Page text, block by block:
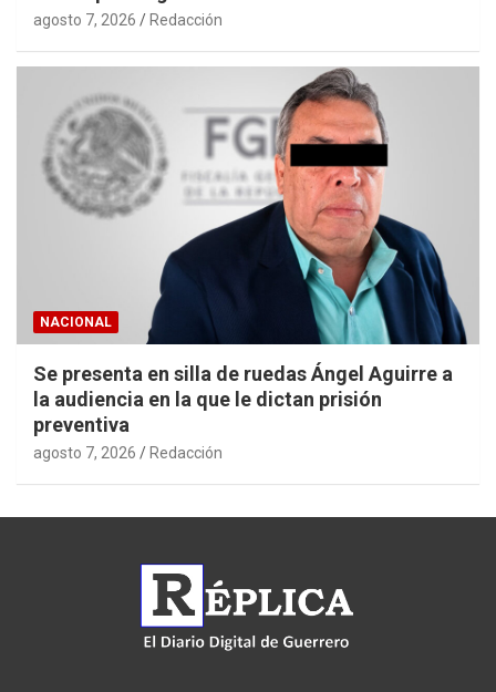
agosto 7, 2026 Redacción
NACIONAL
Se presenta en silla de ruedas Ángel Aguirre a
la audiencia en la que le dictan prisión
preventiva
agosto 7, 2026 Redacción